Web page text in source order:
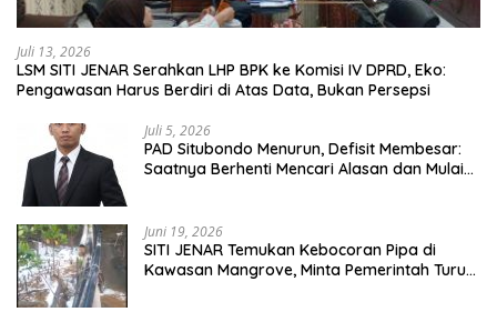
Juli 13, 2026
LSM SITI JENAR Serahkan LHP BPK ke Komisi IV DPRD, Eko:
Pengawasan Harus Berdiri di Atas Data, Bukan Persepsi
Juli 5, 2026
PAD Situbondo Menurun, Defisit Membesar:
Saatnya Berhenti Mencari Alasan dan Mulai
Juni 19, 2026
SITI JENAR Temukan Kebocoran Pipa di
Kawasan Mangrove, Minta Pemerintah Turun